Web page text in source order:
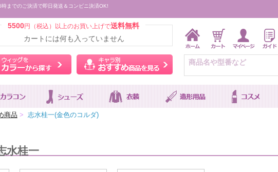
までのご決済で即日発送＆コンビニ決済OK!
5500円（税込）以上のお買い上げで送料無料
カートには何も入っていません
ウィッグをカラーから探す キャラ別おすすめ商品を見る
商品 > 志水桂一(金色のコルダ)
水桂一